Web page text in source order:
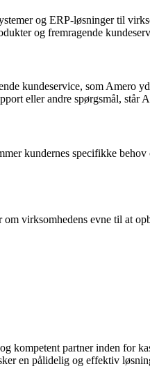
og ERP-løsninger til
og fremragende
kundeservice, som
eller andre spørgsmål, står
kundernes specifikke
virksomhedens evne til at
kompetent partner inden for
en pålidelig og effektiv